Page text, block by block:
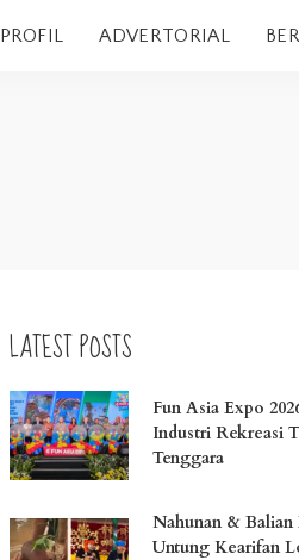
PROFIL ADVERTORIAL
LATEST POSTS
Fun Asia Expo
Industri Rekreasi
Tenggara
Nahunan & Balian
Untung Kearifan